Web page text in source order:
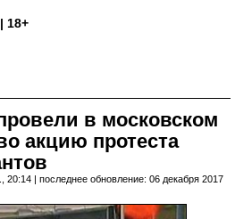
18+
в московском
акцию протеста
20:14 | последнее обновление: 06 декабря 2017